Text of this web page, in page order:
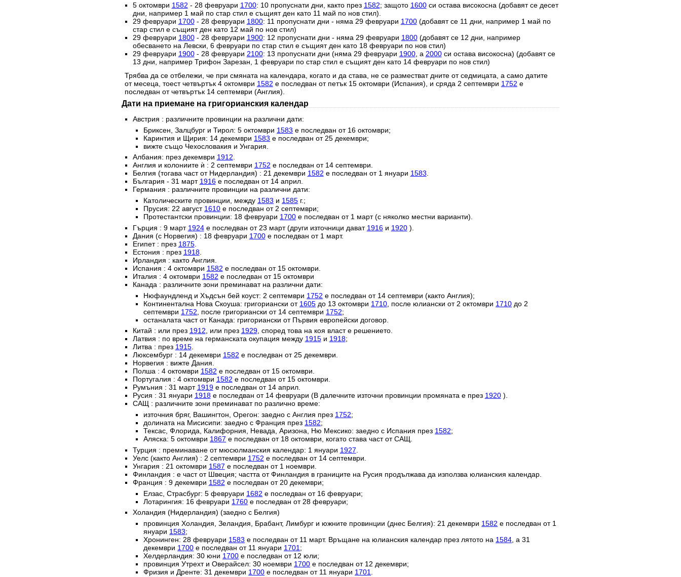
5 октомври 1582 - 28 февруари 1700: 10 пропуснати дни, както през 1582; защото 1600си остава високосна (добавят се десет
дни, например 1 май по стар стил е същият ден като 11 май по нов стил).
29 февруари 1700- 28 февруари 1800: 11 пропуснати дни - няма 29 февруари 1700(добавят се 11 дни, например 1 май по
стар стил е същият ден като 12 май по нов стил)
29 февруари 1800- 28 февруари 1900: 12 пропуснати дни - няма 29 февруари 1800(добавят се 12 дни, например
обесването на Левски, 6 февруари по стар стил е същият ден като 18 февруари по нов стил)
29 февруари 1900- 28 февруари 2100: 13 пропуснати дни (няма 29 февруари 1900, а 2000си остава високосна) (добавят се
13 дни, например Трифон Зарезан, 1 февруари по стар стил е същият ден като 14 февруари по нов стил)
Трябва да се отбележи, че при смяната на календара, когато и да става, не се разместват дните от седмицата, а само датите
от месеца, тоест четвъртък 4 октомври 1582 е последван от петък 15 октомври (Испания), и сряда 2 септември 1752 е
последван от четвъртък 14 септември (Англия).
Дати на приемане на григорианския календар
Австрия : различните провинции на различни дати:
Бриксен, Залцбург и Тирол: 5 октомври 1583 е последван от 16 октомври;
Каринтия и Щирия: 14 декември 1583 е последван от 25 декември;
вижте също Чехословакия и Унгария.
Албания: през декември 1912.
Англия и колониите ѝ : 2 септември 1752 е последван от 14 септември.
Белгия (тогава част от Нидерландия) : 21 декември 1582 е последван от 1 януари 1583.
България - 31 март 1916е последван от 14 април.
Германия : различните провинции на различни дати:
Католическите провинции, между 1583 и 1585 г.;
Прусия: 22 август 1610 е последван от 2 септември;
Протестантски провинции: 18 февруари 1700 е последван от 1 март (с няколко местни варианти).
Гърция : 9 март 1924е последван от 23 март (други източници дават 1916и 1920).
Дания (с Норвегия) : 18 февруари 1700е последван от 1 март.
Египет : през 1875.
Естония : през 1918.
Ирландия : както Англия.
Испания : 4 октомври 1582 е последван от 15 октомври.
Италия : 4 октомври 1582 е последван от 15 октомври
Канада : различните зони преминават на различни дати:
Нюфаундленд и Хъдсън бей коуст: 2 септември 1752 е последван от 14 септември (както Англия);
Континентална Нова Скоуша: григориански от 1605 до 13 октомври 1710 , после юлиански от 2 октомври 1710 до 2
септември 1752 , после григориански от 14 септември 1752;
останалата част от Канада: григориански от Първия европейски договор.
Китай : или през 1912, или през 1929, според това на коя власт е решението.
Латвия : по време на германската окупация между 1915и 1918;
Литва : през 1915.
Люксембург : 14 декември 1582 е последван от 25 декември.
Норвегия : вижте Дания.
Полша : 4 октомври 1582 е последван от 15 октомври.
Португалия : 4 октомври 1582 е последван от 15 октомври.
Румъния : 31 март 1919е последван от 14 април.
Русия : 31 януари 1918е последван от 14 февруари (В далечните източни провинции промяната е през 1920).
САЩ : различните зони преминават по различно време:
източния бряг, Вашингтон, Орегон: заедно с Англия през 1752;
долината на Мисисипи: заедно с Франция през 1582;
Тексас, Флорида, Калифорния, Невада, Аризона, Ню Мексико: заедно с Испания през 1582;
Аляска: 5 октомври 1867 е последван от 18 октомври, когато става част от САЩ.
Турция : преминаване от мюсюлманския календар: 1 януари 1927
Уелс (както Англия) : 2 септември 1752 е последван от 14 септември.
Унгария : 21 октомври 1587 е последван от 1 ноември.
Финландия : е част от Швеция; частта от Финландия в границите на Русия продължава да използва юлианския календар.
Франция : 9 декември 1582 е последван от 20 декември;
Елзас, Страсбург: 5 февруари 1682 е последван от 16 февруари;
Лотарингия: 16 февруари 1760 е последван от 28 февруари;
Холандия (Нидерландия) (заедно с Белгия)
провинция Холандия, Зеландия, Брабант, Лимбург и южните провинции (днес Белгия): 21 декември 1582 е последван от 1
януари 1583;
Хронинген: 28 февруари 1583 е последван от 11 март. Връщане на юлианския календар през лятото на 1584 , а 31
декември 1700 е последван от 11 януари 1701 ;
Хелдерландия: 30 юни 1700 е последван от 12 юли;
провинция Утрехт и Оверайсел: 30 ноември 1700 е последван от 12 декември;
Фризия и Дренте: 31 декември 1700 е последван от 11 януари 1701